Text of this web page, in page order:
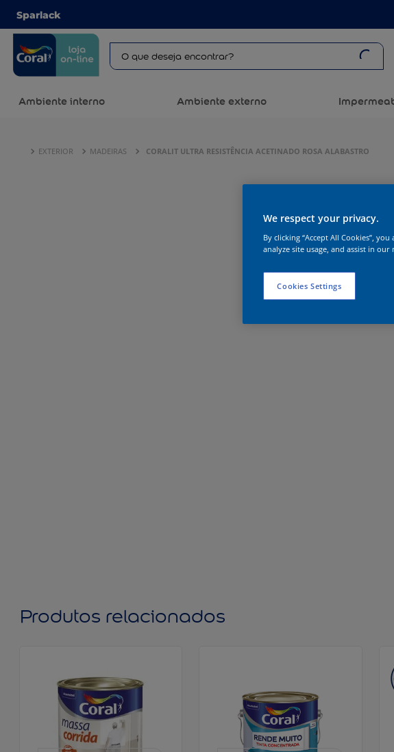
Sparlack
Ambiente interno Ambiente externo
EXTERIOR MADEIRAS CORALIT ULTRA RESISTÊNCIA ACETINADO ROSA ALABASTRO
Produtos relacionados
We respect your privacy.
By clicking “Accept All Cookies”,
analyze site usage, and assist in
Cookies Settings